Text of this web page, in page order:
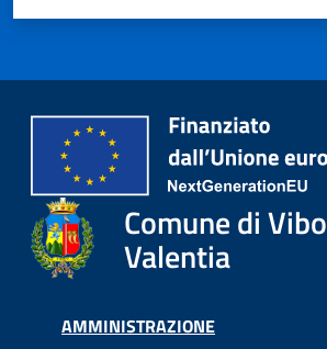
Comune di Vibo
Valentia
AMMINISTRAZIONE